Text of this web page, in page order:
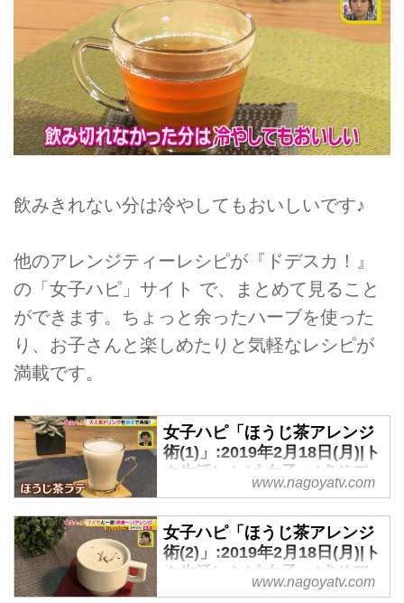
飲みきれない分は冷やしてもおいしいです♪
他のアレンジティーレシピが『ドデスカ！』
の「女子ハピ」サイト で、まとめて見ること
ができます。ちょっと余ったハーブを使った
り、お子さんと楽しめたりと気軽なレシピが
満載です。
女子ハピ「ほうじ茶アレンジ
術(1)」:2019年2月18日(月)|ト
ク生活レシピ 女子ハピ|ドデ
スカ！-名古屋テレビ【メ～テ
レ】
www.nagoyatv.com
女子ハピ「ほうじ茶アレンジ
術(2)」:2019年2月18日(月)|ト
ク生活レシピ 女子ハピ|ドデ
スカ！-名古屋テレビ【メ～テ
www.nagoyatv.com